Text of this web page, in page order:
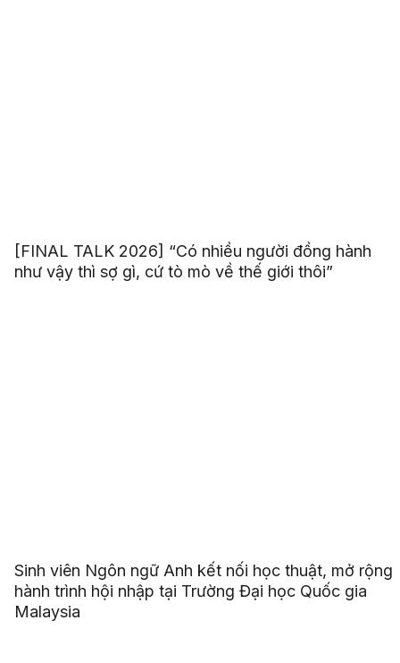
[FINAL TALK 2026] “Có nhiều người đồng hành
như vậy thì sợ gì, cứ tò mò về thế giới thôi”
Sinh viên Ngôn ngữ Anh kết nối học thuật, mở rộng
hành trình hội nhập tại Trường Đại học Quốc gia
Malaysia